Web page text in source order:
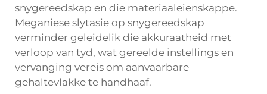
snygereedskap en die materiaaleienskappe.
Meganiese slytasie op snygereedskap
verminder geleidelik die akkuraatheid met
verloop van tyd, wat gereelde instellings en
vervanging vereis om aanvaarbare
gehaltevlakke te handhaaf.